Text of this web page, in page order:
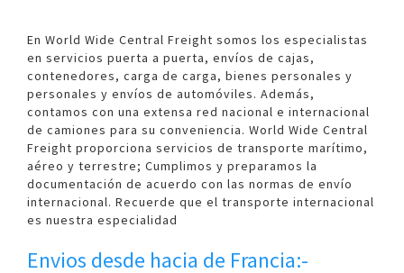
En World Wide Central Freight somos los especialistas
en servicios puerta a puerta, envíos de cajas,
contenedores, carga de carga, bienes personales y
personales y envíos de automóviles. Además,
contamos con una extensa red nacional e internacional
de camiones para su conveniencia. World Wide Central
Freight proporciona servicios de transporte marítimo,
aéreo y terrestre; Cumplimos y preparamos la
documentación de acuerdo con las normas de envío
internacional. Recuerde que el transporte internacional
es nuestra especialidad
Envios desde hacia de Francia:-